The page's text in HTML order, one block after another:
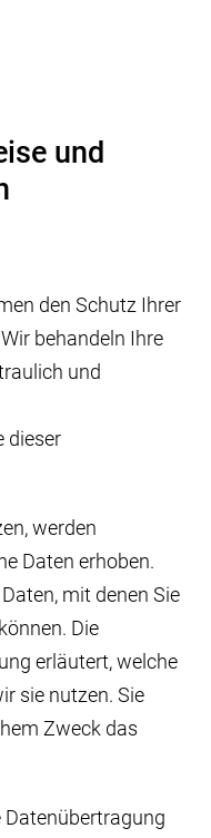
und
den Schutz Ihrer
behandeln Ihre
und
dieser
werden
Daten erhoben.
mit denen Sie
Die
erläutert, welche
sie nutzen. Sie
Zweck das
Datenübertragung